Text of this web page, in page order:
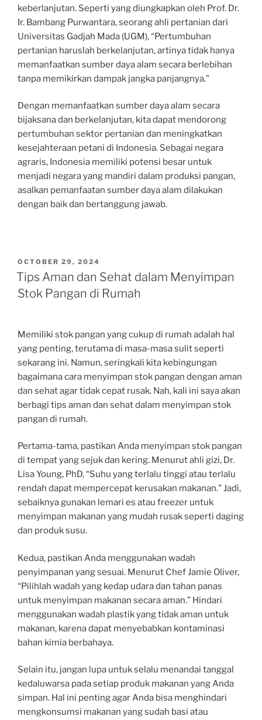
keberlanjutan. Seperti yang diungkapkan oleh Prof. Dr.
Ir. Bambang Purwantara, seorang ahli pertanian dari
Universitas Gadjah Mada (UGM), “Pertumbuhan
pertanian haruslah berkelanjutan, artinya tidak hanya
memanfaatkan sumber daya alam secara berlebihan
tanpa memikirkan dampak jangka panjangnya.”
Dengan memanfaatkan sumber daya alam secara
bijaksana dan berkelanjutan, kita dapat mendorong
pertumbuhan sektor pertanian dan meningkatkan
kesejahteraan petani di Indonesia. Sebagai negara
agraris, Indonesia memiliki potensi besar untuk
menjadi negara yang mandiri dalam produksi pangan,
asalkan pemanfaatan sumber daya alam dilakukan
dengan baik dan bertanggung jawab.
POSTED
ON
OCTOBER 29, 2024
Tips Aman dan Sehat dalam Menyimpan
Stok Pangan di Rumah
Memiliki stok pangan yang cukup di rumah adalah hal
yang penting, terutama di masa-masa sulit seperti
sekarang ini. Namun, seringkali kita kebingungan
bagaimana cara menyimpan stok pangan dengan aman
dan sehat agar tidak cepat rusak. Nah, kali ini saya akan
berbagi tips aman dan sehat dalam menyimpan stok
pangan di rumah.
Pertama-tama, pastikan Anda menyimpan stok pangan
di tempat yang sejuk dan kering. Menurut ahli gizi, Dr.
Lisa Young, PhD, “Suhu yang terlalu tinggi atau terlalu
rendah dapat mempercepat kerusakan makanan.” Jadi,
sebaiknya gunakan lemari es atau freezer untuk
menyimpan makanan yang mudah rusak seperti daging
dan produk susu.
Kedua, pastikan Anda menggunakan wadah
penyimpanan yang sesuai. Menurut Chef Jamie Oliver,
“Pilihlah wadah yang kedap udara dan tahan panas
untuk menyimpan makanan secara aman.” Hindari
menggunakan wadah plastik yang tidak aman untuk
makanan, karena dapat menyebabkan kontaminasi
bahan kimia berbahaya.
Selain itu, jangan lupa untuk selalu menandai tanggal
kedaluwarsa pada setiap produk makanan yang Anda
simpan. Hal ini penting agar Anda bisa menghindari
mengkonsumsi makanan yang sudah basi atau